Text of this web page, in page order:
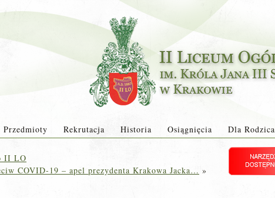
Przedmioty Rekrutacja Historia Osiągnięcia Dla Rodzica
II LO
COVID-19 – apel prezydenta Krakowa Jacka… »